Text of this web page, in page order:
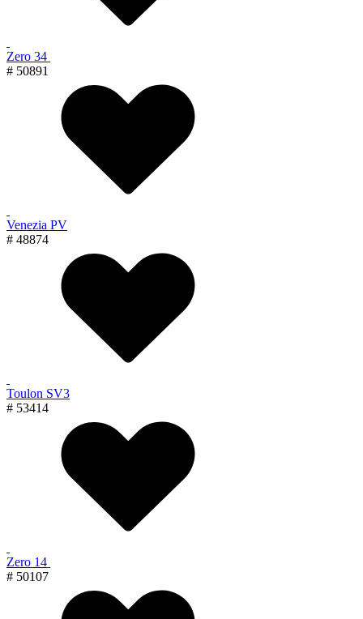
Zero 34
# 50891
Venezia PV
# 48874
Toulon SV3
# 53414
Zero 14
# 50107